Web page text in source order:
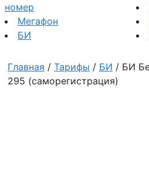
номер
Мегафон
БИ
Главная / Тарифы / БИ / БИ
295 (саморегистрация)